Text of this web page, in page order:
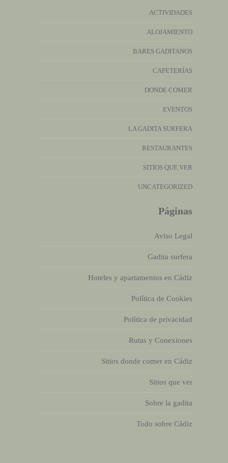
ACTIVIDADES
ALOJAMIENTO
BARES GADITANOS
CAFETERÍAS
DONDE COMER
EVENTOS
LA GADITA SURFERA
RESTAURANTES
SITIOS QUE VER
UNCATEGORIZED
Páginas
Aviso Legal
Gadita surfera
Hoteles y apartamentos en Cádiz
Política de Cookies
Política de privacidad
Rutas y Conexiones
Sitios donde comer en Cádiz
Sitios que ver
Sobre la gadita
Todo sobre Cádiz